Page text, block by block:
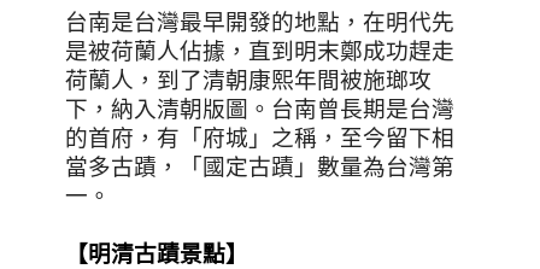
台南是台灣最早開發的地點，在明代先
是被荷蘭人佔據，直到明末鄭成功趕走
荷蘭人，到了清朝康熙年間被施瑯攻
下，納入清朝版圖。台南曾長期是台灣
的首府，有「府城」之稱，至今留下相
當多古蹟，「國定古蹟」數量為台灣第
一。
【明清古蹟景點】